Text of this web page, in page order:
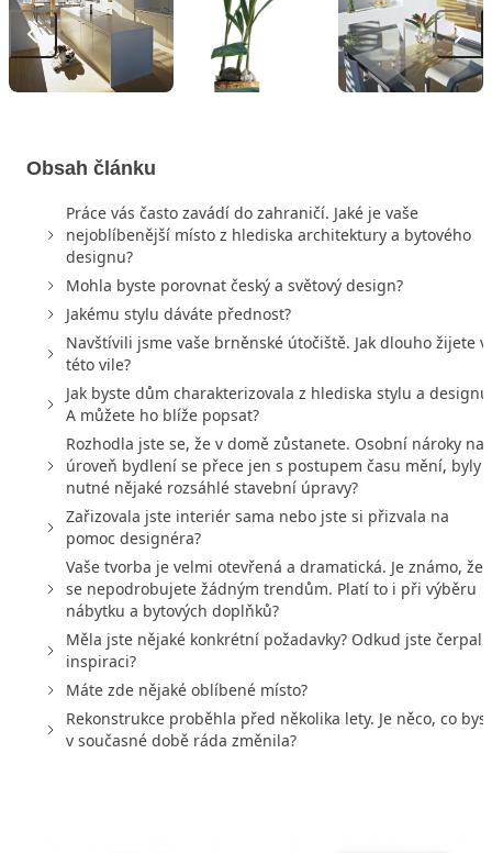
Obsah článku
Práce vás často zavádí do zahraničí. Jaké je vaše
nejoblíbenější místo z hlediska architektury a bytového
designu?
Mohla byste porovnat český a světový design?
Jakému stylu dáváte přednost?
Navštívili jsme vaše brněnské útočiště. Jak dlouho žijete v
této vile?
Jak byste dům charakterizovala z hlediska stylu a
A můžete ho blíže popsat?
Rozhodla jste se, že v domě zůstanete. Osobní nároky na
úroveň bydlení se přece jen s postupem času mění, byly
nutné nějaké rozsáhlé stavební úpravy?
Zařizovala jste interiér sama nebo jste si přizvala na
pomoc designéra?
Vaše tvorba je velmi otevřená a dramatická. Je známo, že
se nepodrobujete žádným trendům. Platí to i při výběru
nábytku a bytových doplňků?
Měla jste nějaké konkrétní požadavky? Odkud jste čerpali
inspiraci?
Máte zde nějaké oblíbené místo?
Rekonstrukce proběhla před několika lety. Je něco, co
v současné době ráda změnila?